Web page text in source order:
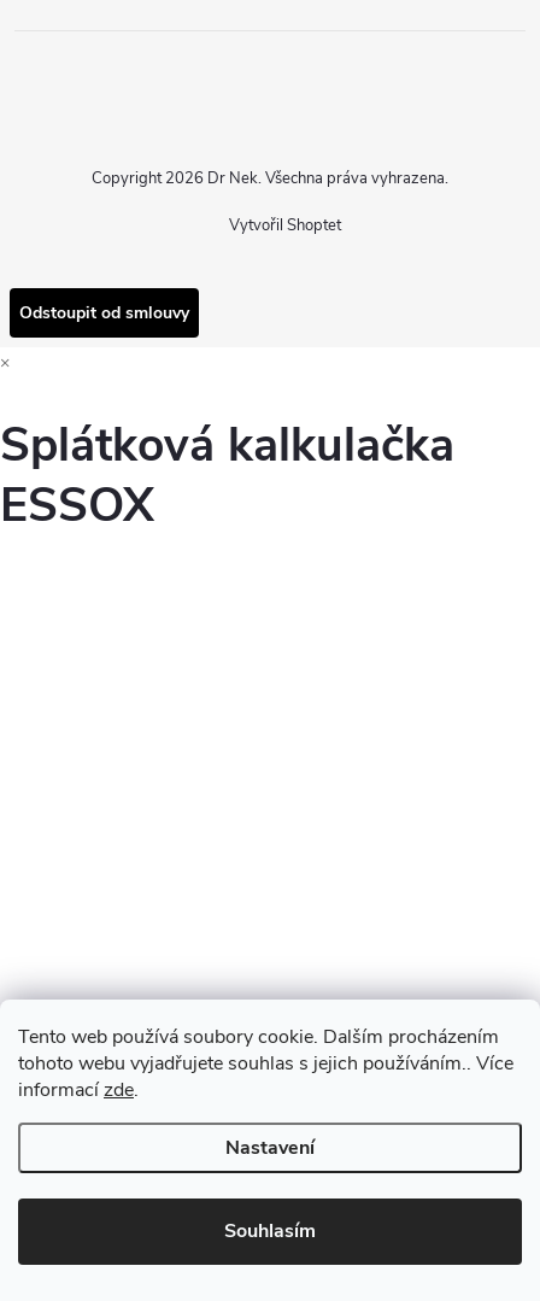
Tento web používá soubory cookie. Dalším procházením
tohoto webu vyjadřujete souhlas s jejich používáním.. Více
informacízde.
Nastavení
Souhlasím
Vytvořil Shoptet
Copyright 2026 Dr Nek. Všechna práva vyhrazena.
Odstoupit od smlouvy
×
Splátková kalkulačka
ESSOX